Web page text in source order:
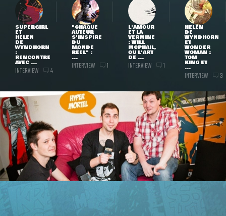
SUPERGIRL
ET
HELEN
DE
WYNDHORN
:
RENCONTRE
AVEC ...
INTERVIEW 4
"CHAQUE
AUTEUR
S'INSPIRE
DU
MONDE
RÉEL" :
...
INTERVIEW 1
L'AMOUR
ET LA
VERMINE
: WILL
MCPHAIL,
OU L'ART
DE ...
INTERVIEW 1
HELEN
DE
WYNDHORN
ET
WONDER
WOMAN :
TOM
KING ET
...
INTERVIEW 3